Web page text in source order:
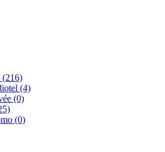
(216)
(4)
(0)
(0)